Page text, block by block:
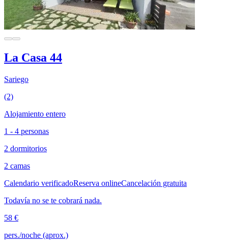
La Casa 44
Sariego
(2)
Alojamiento entero
1 - 4 personas
2 dormitorios
2 camas
Calendario verificadoReserva onlineCancelación gratuita
Todavía no se te cobrará nada.
58 €
pers./noche (aprox.)